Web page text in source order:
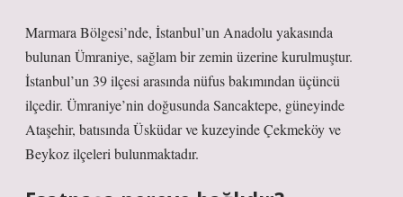
Marmara Bölgesi’nde, İstanbul’un Anadolu yakasında
bulunan Ümraniye, sağlam bir zemin üzerine kurulmuştur.
İstanbul’un 39 ilçesi arasında nüfus bakımından üçüncü
ilçedir. Ümraniye’nin doğusunda Sancaktepe, güneyinde
Ataşehir, batısında Üsküdar ve kuzeyinde Çekmeköy ve
Beykoz ilçeleri bulunmaktadır.